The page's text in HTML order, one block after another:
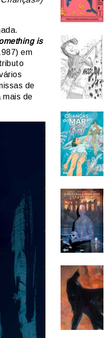
is
em
de
mais de